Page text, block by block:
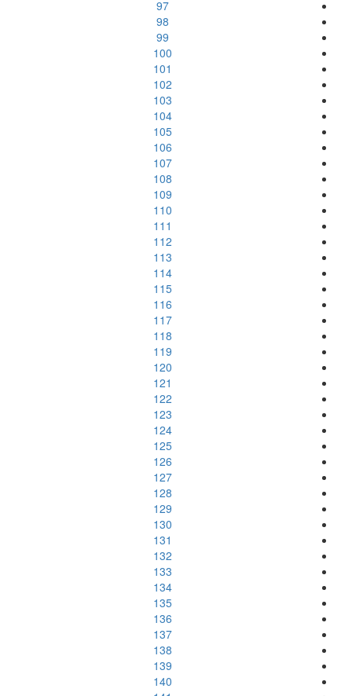
97
98
99
100
101
102
103
104
105
106
107
108
109
110
111
112
113
114
115
116
117
118
119
120
121
122
123
124
125
126
127
128
129
130
131
132
133
134
135
136
137
138
139
140